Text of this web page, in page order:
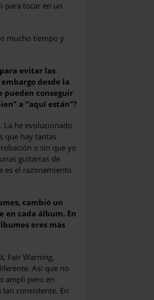
para tocar en un
mucho tiempo y
evitar las
desde la
pueden conseguir
a “aquí están”?
La he evolucionado
que hay tantas
o sin que yo
guitarras de
es el razonamiento
cambió un
en cada álbum. En
eres más
Fair Warning,
Así que no
ampli pero en
consistente. En